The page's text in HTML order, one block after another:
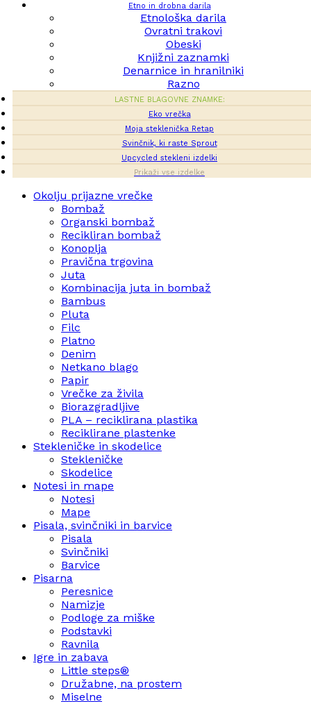
Etno in drobna darila
Etnološka darila
Ovratni trakovi
Obeski
Knjižni zaznamki
Denarnice in hranilniki
Razno
LASTNE BLAGOVNE ZNAMKE:
Eko vrečka
Moja steklenička Retap
Svinčnik, ki raste Sprout
Upcycled stekleni izdelki
Prikaži vse izdelke
Okolju prijazne vrečke
Bombaž
Organski bombaž
Recikliran bombaž
Konoplja
Pravična trgovina
Juta
Kombinacija juta in bombaž
Bambus
Pluta
Filc
Platno
Denim
Netkano blago
Papir
Vrečke za živila
Biorazgradljive
PLA – reciklirana plastika
Reciklirane plastenke
Stekleničke in skodelice
Stekleničke
Skodelice
Notesi in mape
Notesi
Mape
Pisala, svinčniki in barvice
Pisala
Svinčniki
Barvice
Pisarna
Peresnice
Namizje
Podloge za miške
Podstavki
Ravnila
Igre in zabava
Little steps®
Družabne, na prostem
Miselne